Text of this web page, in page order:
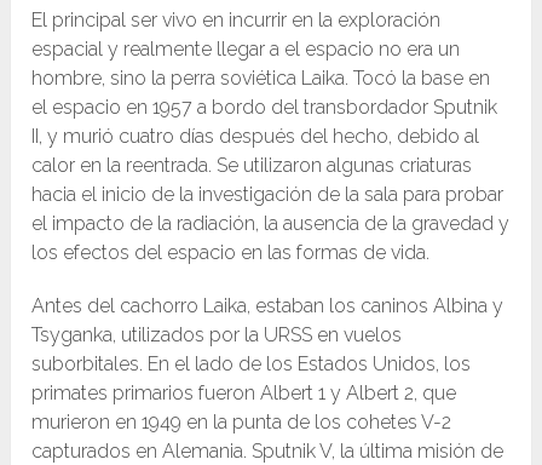
El principal ser vivo en incurrir en la exploración
espacial y realmente llegar a el espacio no era un
hombre, sino la perra soviética Laika. Tocó la base en
el espacio en 1957 a bordo del transbordador Sputnik
II, y murió cuatro días después del hecho, debido al
calor en la reentrada. Se utilizaron algunas criaturas
hacia el inicio de la investigación de la sala para probar
el impacto de la radiación, la ausencia de la gravedad y
los efectos del espacio en las formas de vida.
Antes del cachorro Laika, estaban los caninos Albina y
Tsyganka, utilizados por la URSS en vuelos
suborbitales. En el lado de los Estados Unidos, los
primates primarios fueron Albert 1 y Albert 2, que
murieron en 1949 en la punta de los cohetes V-2
capturados en Alemania. Sputnik V, la última misión de